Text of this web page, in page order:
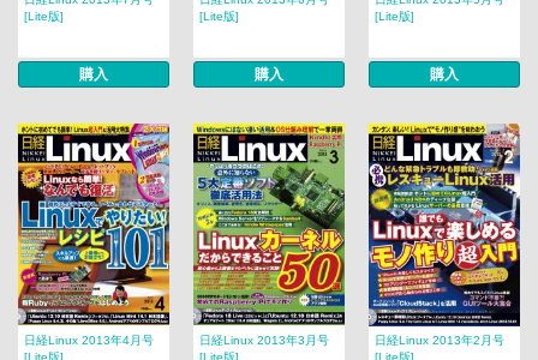
[Lite版]
購入
[Lite版]
購入
[Lite版]
購入
日経Linux 2013年4月号
[Lite版]
日経Linux 2013年3月号
[Lite版]
日経Linux 2013年2月号
[Lite版]